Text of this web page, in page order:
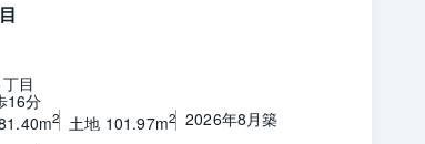
目
16分
2 土地 101.97m2 2026年8月築